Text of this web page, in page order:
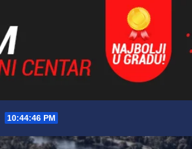
10:44:48 PM